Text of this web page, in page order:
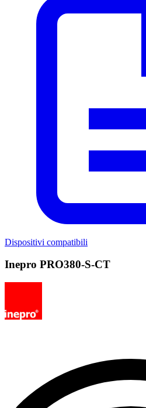
Dispositivi compatibili
Inepro PRO380-S-CT